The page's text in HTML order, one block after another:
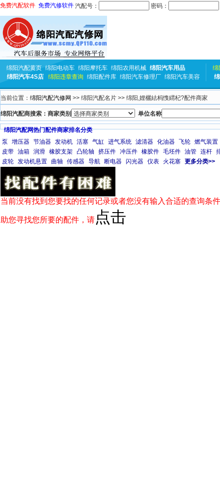
免费汽配软件 免费汽修软件 汽配号： 密码：
绵阳汽配黄页 绵阳电动车 绵阳摩托车 绵阳农用机械 绵阳汽车用品
绵阳汽车4S店
绵阳违章查询 绵阳配件库 绵阳汽车修理厂 绵阳汽车美容
绵
当前位置： 绵阳汽配汽修网 >> 绵阳汽配名片 >> 绵阳,娌欐紶杩愯緭杞?配件商家
绵阳汽配商搜索：商家类别 单位名称
绵阳汽配网热门配件商家排名分类
泵
增压器 节油器 发动机 活塞 气缸 进气系统 滤清器 化油器 飞轮 燃气装置
皮带 油箱 润滑 橡胶支架 凸轮轴 挤压件 冲压件 橡胶件 毛坯件 油管 连杆
皮轮 发动机悬置 曲轴 传感器 导航 断电器 闪光器 仪表 火花塞 更多分类>>
当前没有找到您要找的任何记录或者您没有输入合适的查询条
助您寻找您所要的配件，请 点击